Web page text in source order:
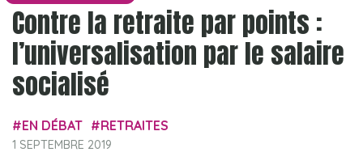
Contre la retraite par points :
l’universalisation par le salaire
socialisé
EN DÉBAT RETRAITES
1 SEPTEMBRE 2019